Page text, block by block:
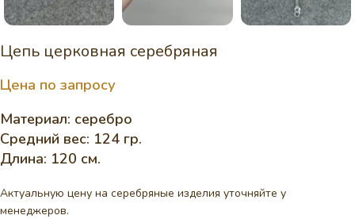
Цепь церковная серебряная
Цена по запросу
Материал: серебро
Средний вес: 124 гр.
Длина: 120 см.
Актуальную цену на серебряные изделия уточняйте у
менеджеров.